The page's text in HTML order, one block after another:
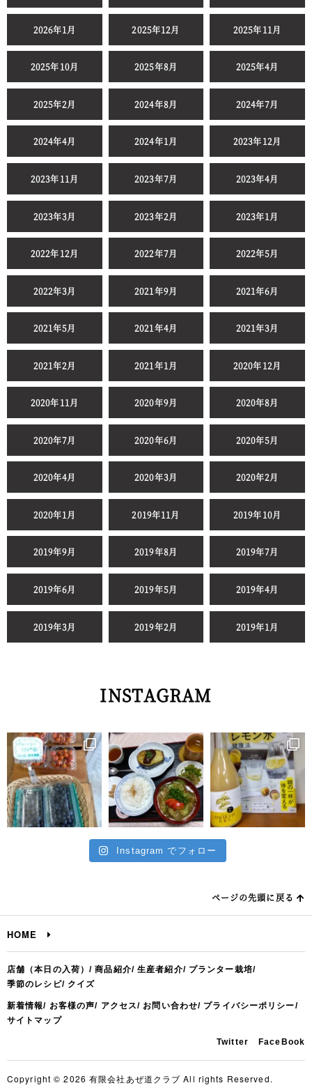
2026年1月 2025年12月 2025年11月
2025年10月 2025年8月 2025年4月
2025年2月 2024年8月 2024年7月
2024年4月 2024年1月 2023年12月
2023年11月 2023年7月 2023年4月
2023年3月 2023年2月 2023年1月
2022年12月 2022年7月 2022年5月
2022年3月 2021年9月 2021年6月
2021年5月 2021年4月 2021年3月
2021年2月 2021年1月 2020年12月
2020年11月 2020年9月 2020年8月
2020年7月 2020年6月 2020年5月
2020年4月 2020年3月 2020年2月
2020年1月 2019年11月 2019年10月
2019年9月 2019年8月 2019年7月
2019年6月 2019年5月 2019年4月
2019年3月 2019年2月 2019年1月
INSTAGRAM
Instagram でフォロー
ページの先頭に戻る
HOME
店舗（本日の入荷） 商品紹介 生産者紹介
プランター栽培
季節のレシピ
クイズ
新着情報 お客様の声 アクセス お問い合わせ
プライバシーポリシー
サイトマップ
Twitter FaceBook
Copyright © 2026 有限会社あぜ道クラブ All rights Reserved.